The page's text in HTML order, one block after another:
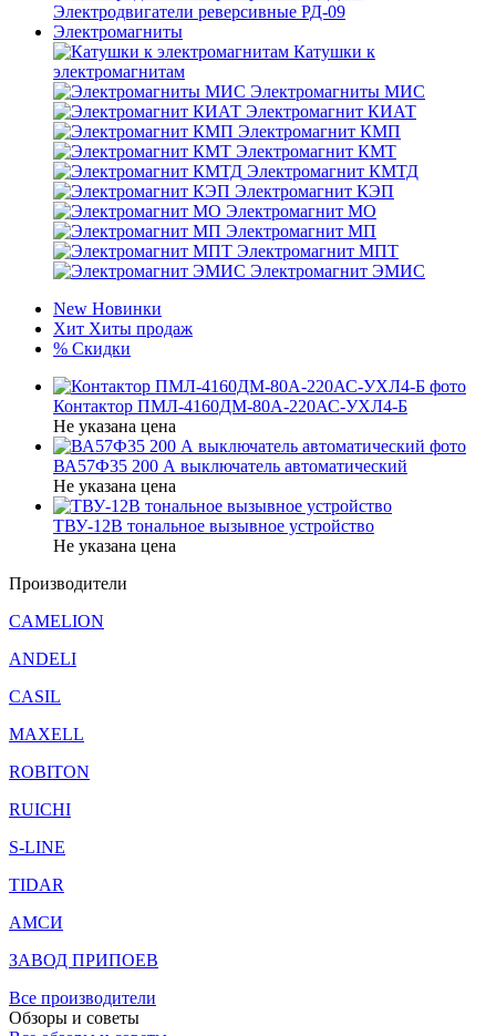
Электродвигатели реверсивные РД-09
Электромагниты
Катушки к
электромагнитам
Электромагниты МИС
Электромагнит КИАТ
Электромагнит КМП
Электромагнит КМТ
Электромагнит КМТД
Электромагнит КЭП
Электромагнит МО
Электромагнит МП
Электромагнит МПТ
Электромагнит ЭМИС
New Новинки
Хит Хиты продаж
% Скидки
Контактор ПМЛ-4160ДМ-80А-220АС-УХЛ4-Б
Не указана цена
ВА57Ф35 200 А выключатель автоматический
Не указана цена
ТВУ-12В тональное вызывное устройство
Не указана цена
Производители
CAMELION
ANDELI
CASIL
MAXELL
ROBITON
RUICHI
S-LINE
TIDAR
АМСИ
ЗАВОД ПРИПОЕВ
Все производители
Обзоры и советы